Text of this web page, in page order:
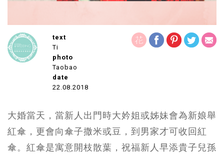
text
Ti
photo
Taobao
date
22.08.2018
大婚當天，當新人出門時大妗姐或姊妹會為新娘舉
紅傘，更會向傘子撒米或豆，到男家才可收回紅
傘。紅傘是寓意開枝散葉，祝福新人早添貴子兒孫